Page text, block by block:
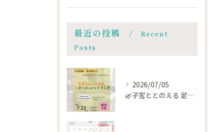
最近の投稿
Recent
Posts
2026/07/05
🌿子宮ととのえる 足つぼ×よもぎ蒸し🌿